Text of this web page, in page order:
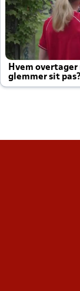
Hvem overtager
glemmer sit
altid til efter